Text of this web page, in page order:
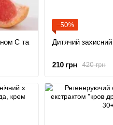
С та
−50%
Дитячий
420 грн
210 грн